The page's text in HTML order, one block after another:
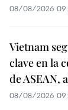
08/08/2026
Vietnam
clave en la
de ASEAN,
08/08/2026